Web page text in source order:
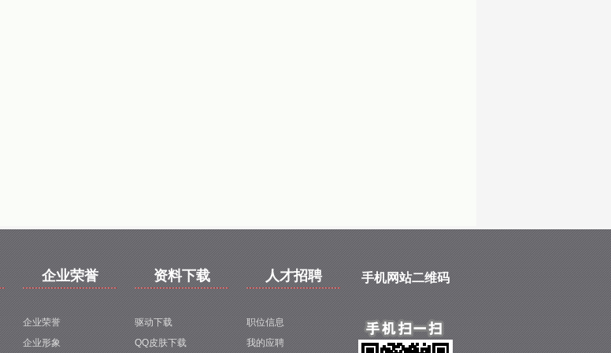
企业荣誉
企业荣誉
企业形象
资料下载
驱动下载
QQ皮肤下载
人才招聘
职位信息
我的应聘
手机网站二维码